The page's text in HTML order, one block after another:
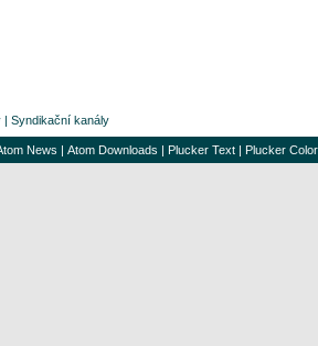
| Syndikační kanály
News | Atom Downloads | Plucker Text | Plucker Color